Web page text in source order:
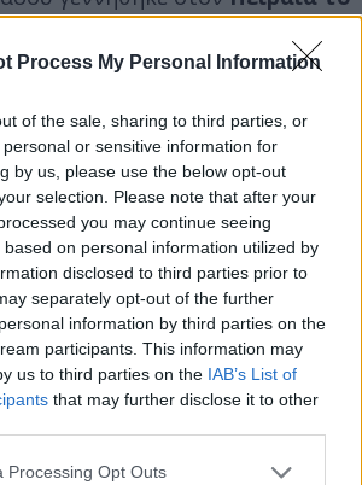
Process My Personal Information
of the sale, sharing to third parties, or
or sensitive information for
by us, please use the below opt-out
selection. Please note that after your
you may continue seeing
on personal information utilized by
disclosed to third parties prior to
separately opt-out of the further
information by third parties on the
participants. This information may
us to third parties on the IAB’s List of
that may further disclose it to other
website/app uses one or more Google
Processing Opt Outs
Θεάτρου Τέχνης του
σε πολλές ταινίες, κυρίως τη
έχει ξεχωρίσει στις
“Εγκλήματα”, “Βότκα
βρεις τον δάσκαλό σου”και